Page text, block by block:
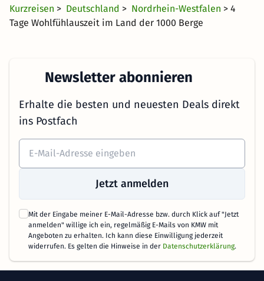
Kurzreisen > Deutschland > Nordrhein-Westfalen > 4
Tage Wohlfühlauszeit im Land der 1000 Berge
Newsletter abonnieren
Erhalte die besten und neuesten Deals direkt
ins Postfach
Jetzt anmelden
Mit der Eingabe meiner E-Mail-Adresse bzw. durch Klick auf "Jetzt
anmelden" willige ich ein, regelmäßig E-Mails von KMW mit
Angeboten zu erhalten. Ich kann diese Einwilligung jederzeit
widerrufen. Es gelten die Hinweise in der Datenschutzerklärung.